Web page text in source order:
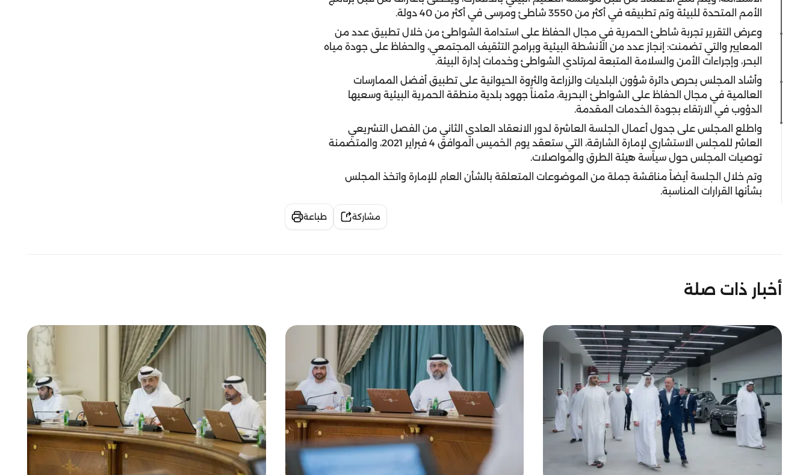
الأمم المتحدة للبيئة وتم تطبيقه في أكثر من 3550 شاطئ ومرسى في أكثر من 40 دولة.
وعرض التقرير تجربة شاطئ الحمرية في مجال الحفاظ على استدامة الشواطئ من خلال تطبيق عدد من
المعايير والتي تضمنت: إنجاز عدد من الأنشطة البيئية وبرامج التثقيف المجتمعي، والحفاظ على جودة مياه
البحر، وإجراءات الأمن والسلامة المتبعة لمرتادي الشواطئ وخدمات إدارة البيئة.
وأشاد المجلس بحرص دائرة شؤون البلديات والزراعة والثروة الحيوانية على تطبيق أفضل الممارسات
العالمية في مجال الحفاظ على الشواطئ البحرية، مثمناً جهود بلدية منطقة الحمرية البيئية وسعيها
الدؤوب في الارتقاء بجودة الخدمات المقدمة.
واطلع المجلس على جدول أعمال الجلسة العاشرة لدور الانعقاد العادي الثاني من الفصل التشريعي
العاشر للمجلس الاستشاري لإمارة الشارقة، التي ستعقد يوم الخميس الموافق 4 فبراير 2021، والمتضمنة
توصيات المجلس حول سياسة هيئة الطرق والمواصلات.
وتم خلال الجلسة أيضاً مناقشة جملة من الموضوعات المتعلقة بالشأن العام للإمارة واتخذ المجلس
بشأنها القرارات المناسبة.
مشاركة طباعة
أخبار ذات صلة